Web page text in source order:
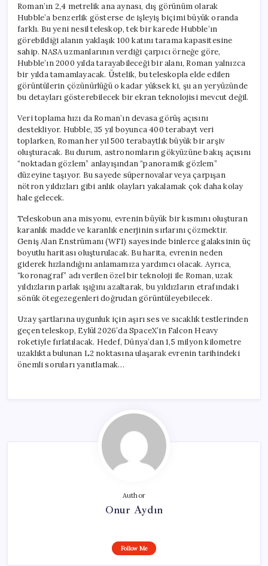
Roman’ın 2,4 metrelik ana aynası, dış görünüm olarak
Hubble’a benzerlik gösterse de işleyiş biçimi büyük oranda
farklı. Bu yeni nesil teleskop, tek bir karede Hubble’ın
görebildiği alanın yaklaşık 100 katını tarama kapasitesine
sahip. NASA uzmanlarının verdiği çarpıcı örneğe göre,
Hubble’ın 2000 yılda tarayabileceği bir alanı, Roman yalnızca
bir yılda tamamlayacak. Üstelik, bu teleskopla elde edilen
görüntülerin çözünürlüğü o kadar yüksek ki, şu an yeryüzünde
bu detayları gösterebilecek bir ekran teknolojisi mevcut değil.
Veri toplama hızı da Roman’ın devasa görüş açısını
destekliyor. Hubble, 35 yıl boyunca 400 terabayt veri
toplarken, Roman her yıl 500 terabaytlık büyük bir arşiv
oluşturacak. Bu durum, astronomların gökyüzüne bakış açısını
“noktadan gözlem” anlayışından “panoramik gözlem”
düzeyine taşıyor. Bu sayede süpernovalar veya çarpışan
nötron yıldızları gibi anlık olayları yakalamak çok daha kolay
hale gelecek.
Teleskobun ana misyonu, evrenin büyük bir kısmını oluşturan
karanlık madde ve karanlık enerjinin sırlarını çözmektir.
Geniş Alan Enstrümanı (WFI) sayesinde binlerce galaksinin üç
boyutlu haritası oluşturulacak. Bu harita, evrenin neden
giderek hızlandığını anlamamıza yardımcı olacak. Ayrıca,
“koronagraf” adı verilen özel bir teknoloji ile Roman, uzak
yıldızların parlak ışığını azaltarak, bu yıldızların etrafındaki
sönük ötegezegenleri doğrudan görüntüleyebilecek.
Uzay şartlarına uygunluk için aşırı ses ve sıcaklık testlerinden
geçen teleskop, Eylül 2026’da SpaceX’in Falcon Heavy
roketiyle fırlatılacak. Hedef, Dünya’dan 1,5 milyon kilometre
uzaklıkta bulunan L2 noktasına ulaşarak evrenin tarihindeki
önemli soruları yanıtlamak…
Author
Onur Aydın
Follow Me